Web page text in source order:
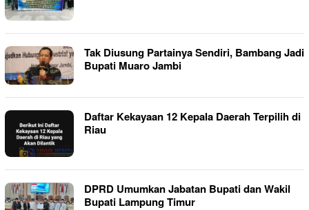
Tak Diusung Partainya Sendiri, Bambang Jadi
Bupati Muaro Jambi
Daftar Kekayaan 12 Kepala Daerah Terpilih di
Riau
DPRD Umumkan Jabatan Bupati dan Wakil
Bupati Lampung Timur